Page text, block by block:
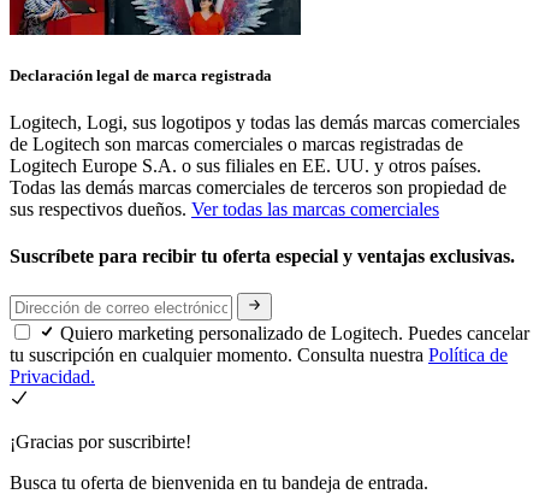
Declaración legal de marca registrada
Logitech, Logi, sus logotipos y todas las demás marcas comerciales
de Logitech son marcas comerciales o marcas registradas de
Logitech Europe S.A. o sus filiales en EE. UU. y otros países.
Todas las demás marcas comerciales de terceros son propiedad de
sus respectivos dueños. Ver todas las marcas comerciales
Suscríbete para recibir tu oferta especial y ventajas exclusivas.
Quiero marketing personalizado de Logitech. Puedes cancelar
tu suscripción en cualquier momento. Consulta nuestra Política de
Privacidad.
¡Gracias por suscribirte!
Busca tu oferta de bienvenida en tu bandeja de entrada.